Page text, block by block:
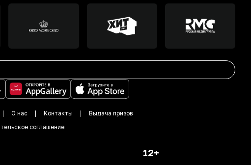
О нас Контакты
Выдача призов
соглашение
12+